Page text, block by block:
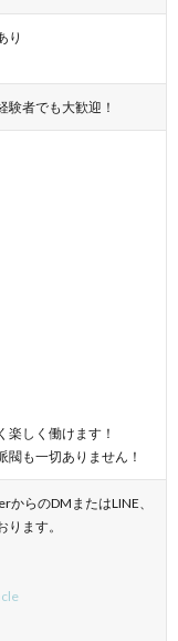
り
験者でも大歓迎！
楽しく働けます！
閥も一切ありません！
らのDMまたはLINE、
ます。